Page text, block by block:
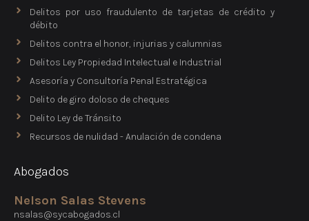
Delitos por uso fraudulento de tarjetas de crédito y
débito
Delitos contra el honor, injurias y calumnias
Delitos Ley Propiedad Intelectual e Industrial
Asesoría y Consultoría Penal Estratégica
Delito de giro doloso de cheques
Delito Ley de Tránsito
Recursos de nulidad - Anulación de condena
Abogados
Nelson Salas Stevens
nsalas@sycabogados.cl